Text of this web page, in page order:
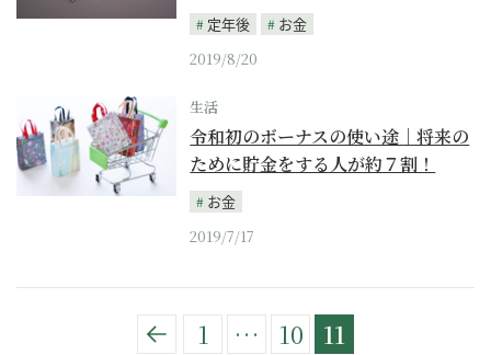
定年後
お金
2019/8/20
生活
令和初のボーナスの使い途｜将来の
ために貯金をする人が約７割！
お金
2019/7/17
1 … 10 11